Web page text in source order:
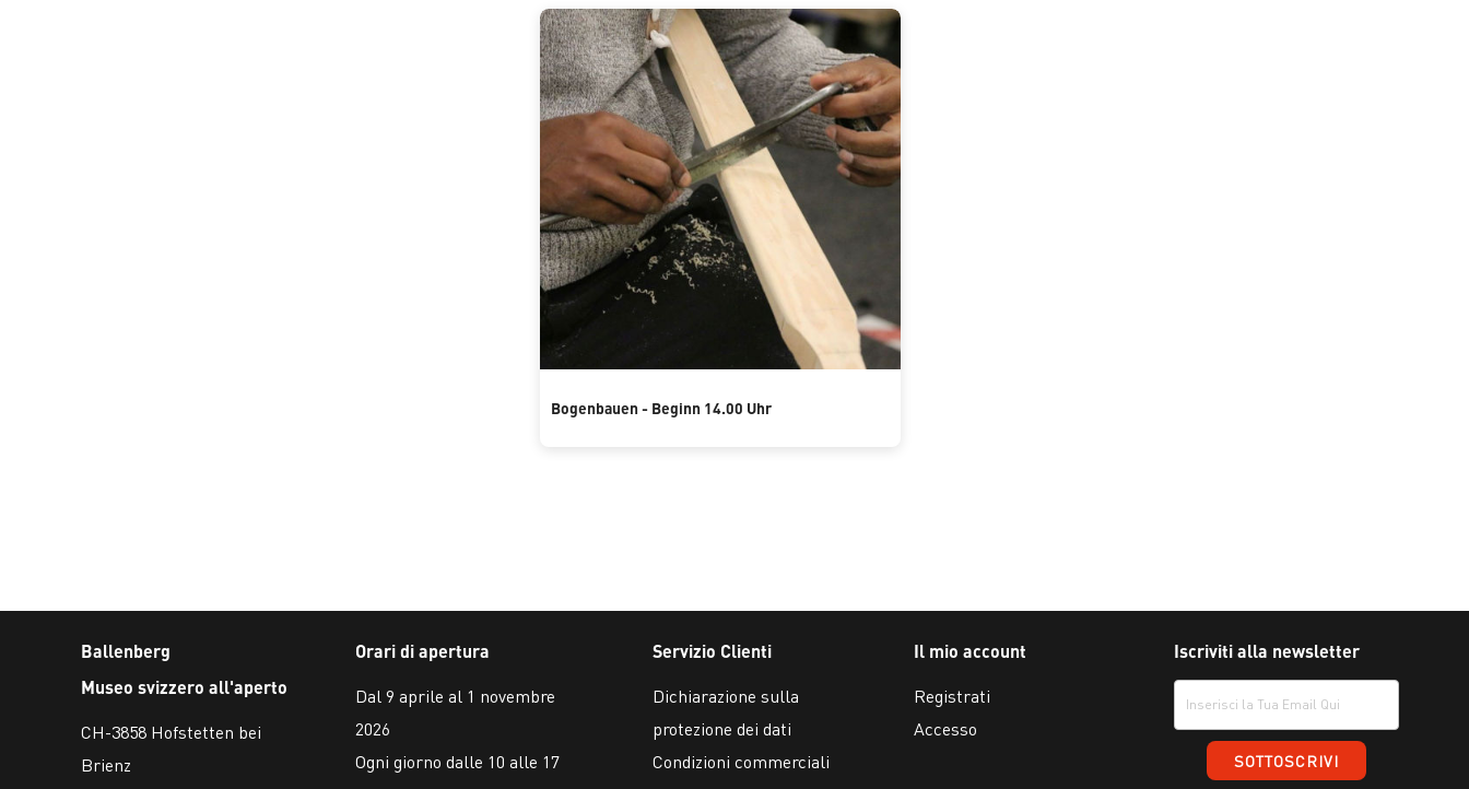
Bogenbauen - Beginn 14.00 Uhr
Ballenberg
Museo svizzero all'aperto
CH-3858 Hofstetten bei
Brienz
Orari di apertura
Dal 9 aprile al 1 novembre
2026
Ogni giorno dalle 10 alle 17
Servizio Clienti
Dichiarazione sulla
protezione dei dati
Condizioni commerciali
Il mio account
Registrati
Accesso
Iscriviti alla newsletter